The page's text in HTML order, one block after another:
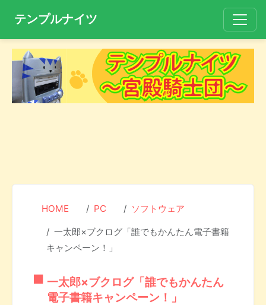
テンプルナイツ
HOME PC ソフトウェア
一太郎×ブクログ「誰でもかんたん電子書籍
キャンペーン！」
一太郎×ブクログ「誰でもかんたん
電子書籍キャンペーン！」